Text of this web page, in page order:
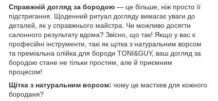
Справжній догляд за бородою — це більше, ніж просто її
підстригання. Щоденний ритуал догляду вимагає уваги до
деталей, як у справжнього майстра. Чи можливо досягти
салонного результату вдома? Звісно, що так! Якщо у вас є
професійні інструменти, такі як щітка з натуральним ворсом
та преміальна олійка для бороди TONI&GUY, ваш догляд за
бородою стане не тільки простим, але й приємним
процесом!
Щітка з натуральним ворсом: чому це мастхев для кожного
бороданя?